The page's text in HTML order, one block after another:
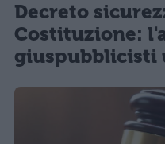
Decreto
Costituzione:
giuspubblicisti